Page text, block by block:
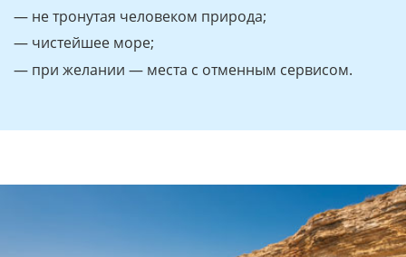
— не тронутая человеком природа;
— чистейшее море;
— при желании — места с отменным сервисом.